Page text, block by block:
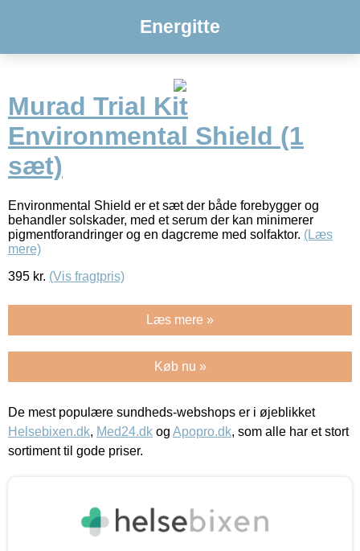
Energitte
Murad Trial Kit
Environmental Shield (1
sæt)
Environmental Shield er et sæt der både forebygger og
behandler solskader, med et serum der kan minimerer
pigmentforandringer og en dagcreme med solfaktor. (Læs
mere)
395 kr. (Vis fragtpris)
Læs mere »
Køb nu »
De mest populære sundheds-webshops er i øjeblikket
Helsebixen.dk, Med24.dk og Apopro.dk, som alle har et stort
sortiment til gode priser.